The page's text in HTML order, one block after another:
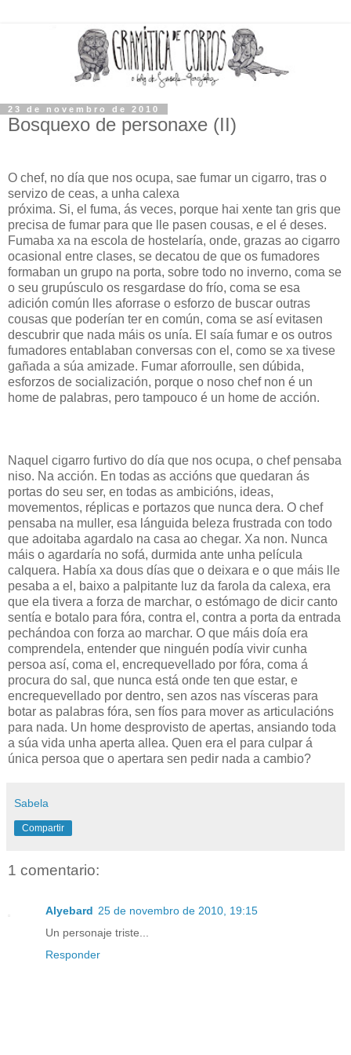
23 de novembro de 2010
Bosquexo de personaxe (II)
O chef, no día que nos ocupa, sae fumar un cigarro, tras o
servizo de ceas, a unha calexa
próxima. Si, el fuma, ás veces, porque hai xente tan gris que
precisa de fumar para que lle pasen cousas, e el é deses.
Fumaba xa na escola de hostelaría, onde, grazas ao cigarro
ocasional entre clases, se decatou de que os fumadores
formaban un grupo na porta, sobre todo no inverno, coma se
o seu grupúsculo os resgardase do frío, coma se esa
adición común lles aforrase o esforzo de buscar outras
cousas que poderían ter en común, coma se así evitasen
descubrir que nada máis os unía. El saía fumar e os outros
fumadores entablaban conversas con el, como se xa tivese
gañada a súa amizade. Fumar aforroulle, sen dúbida,
esforzos de socialización, porque o noso chef non é un
home de palabras, pero tampouco é un home de acción.
Naquel cigarro furtivo do día que nos ocupa, o chef pensaba
niso. Na acción. En todas as accións que quedaran ás
portas do seu ser, en todas as ambicións, ideas,
movementos, réplicas e portazos que nunca dera. O chef
pensaba na muller, esa lánguida beleza frustrada con todo
que adoitaba agardalo na casa ao chegar. Xa non. Nunca
máis o agardaría no sofá, durmida ante unha película
calquera. Había xa dous días que o deixara e o que máis lle
pesaba a el, baixo a palpitante luz da farola da calexa, era
que ela tivera a forza de marchar, o estómago de dicir canto
sentía e botalo para fóra, contra el, contra a porta da entrada
pechándoa con forza ao marchar. O que máis doía era
comprendela, entender que ninguén podía vivir cunha
persoa así, coma el, encrequevellado por fóra, coma á
procura do sal, que nunca está onde ten que estar, e
encrequevellado por dentro, sen azos nas vísceras para
botar as palabras fóra, sen fíos para mover as articulacións
para nada. Un home desprovisto de apertas, ansiando toda
a súa vida unha aperta allea. Quen era el para culpar á
única persoa que o apertara sen pedir nada a cambio?
Sabela
Compartir
1 comentario:
Alyebard 25 de novembro de 2010, 19:15
Un personaje triste...
Responder